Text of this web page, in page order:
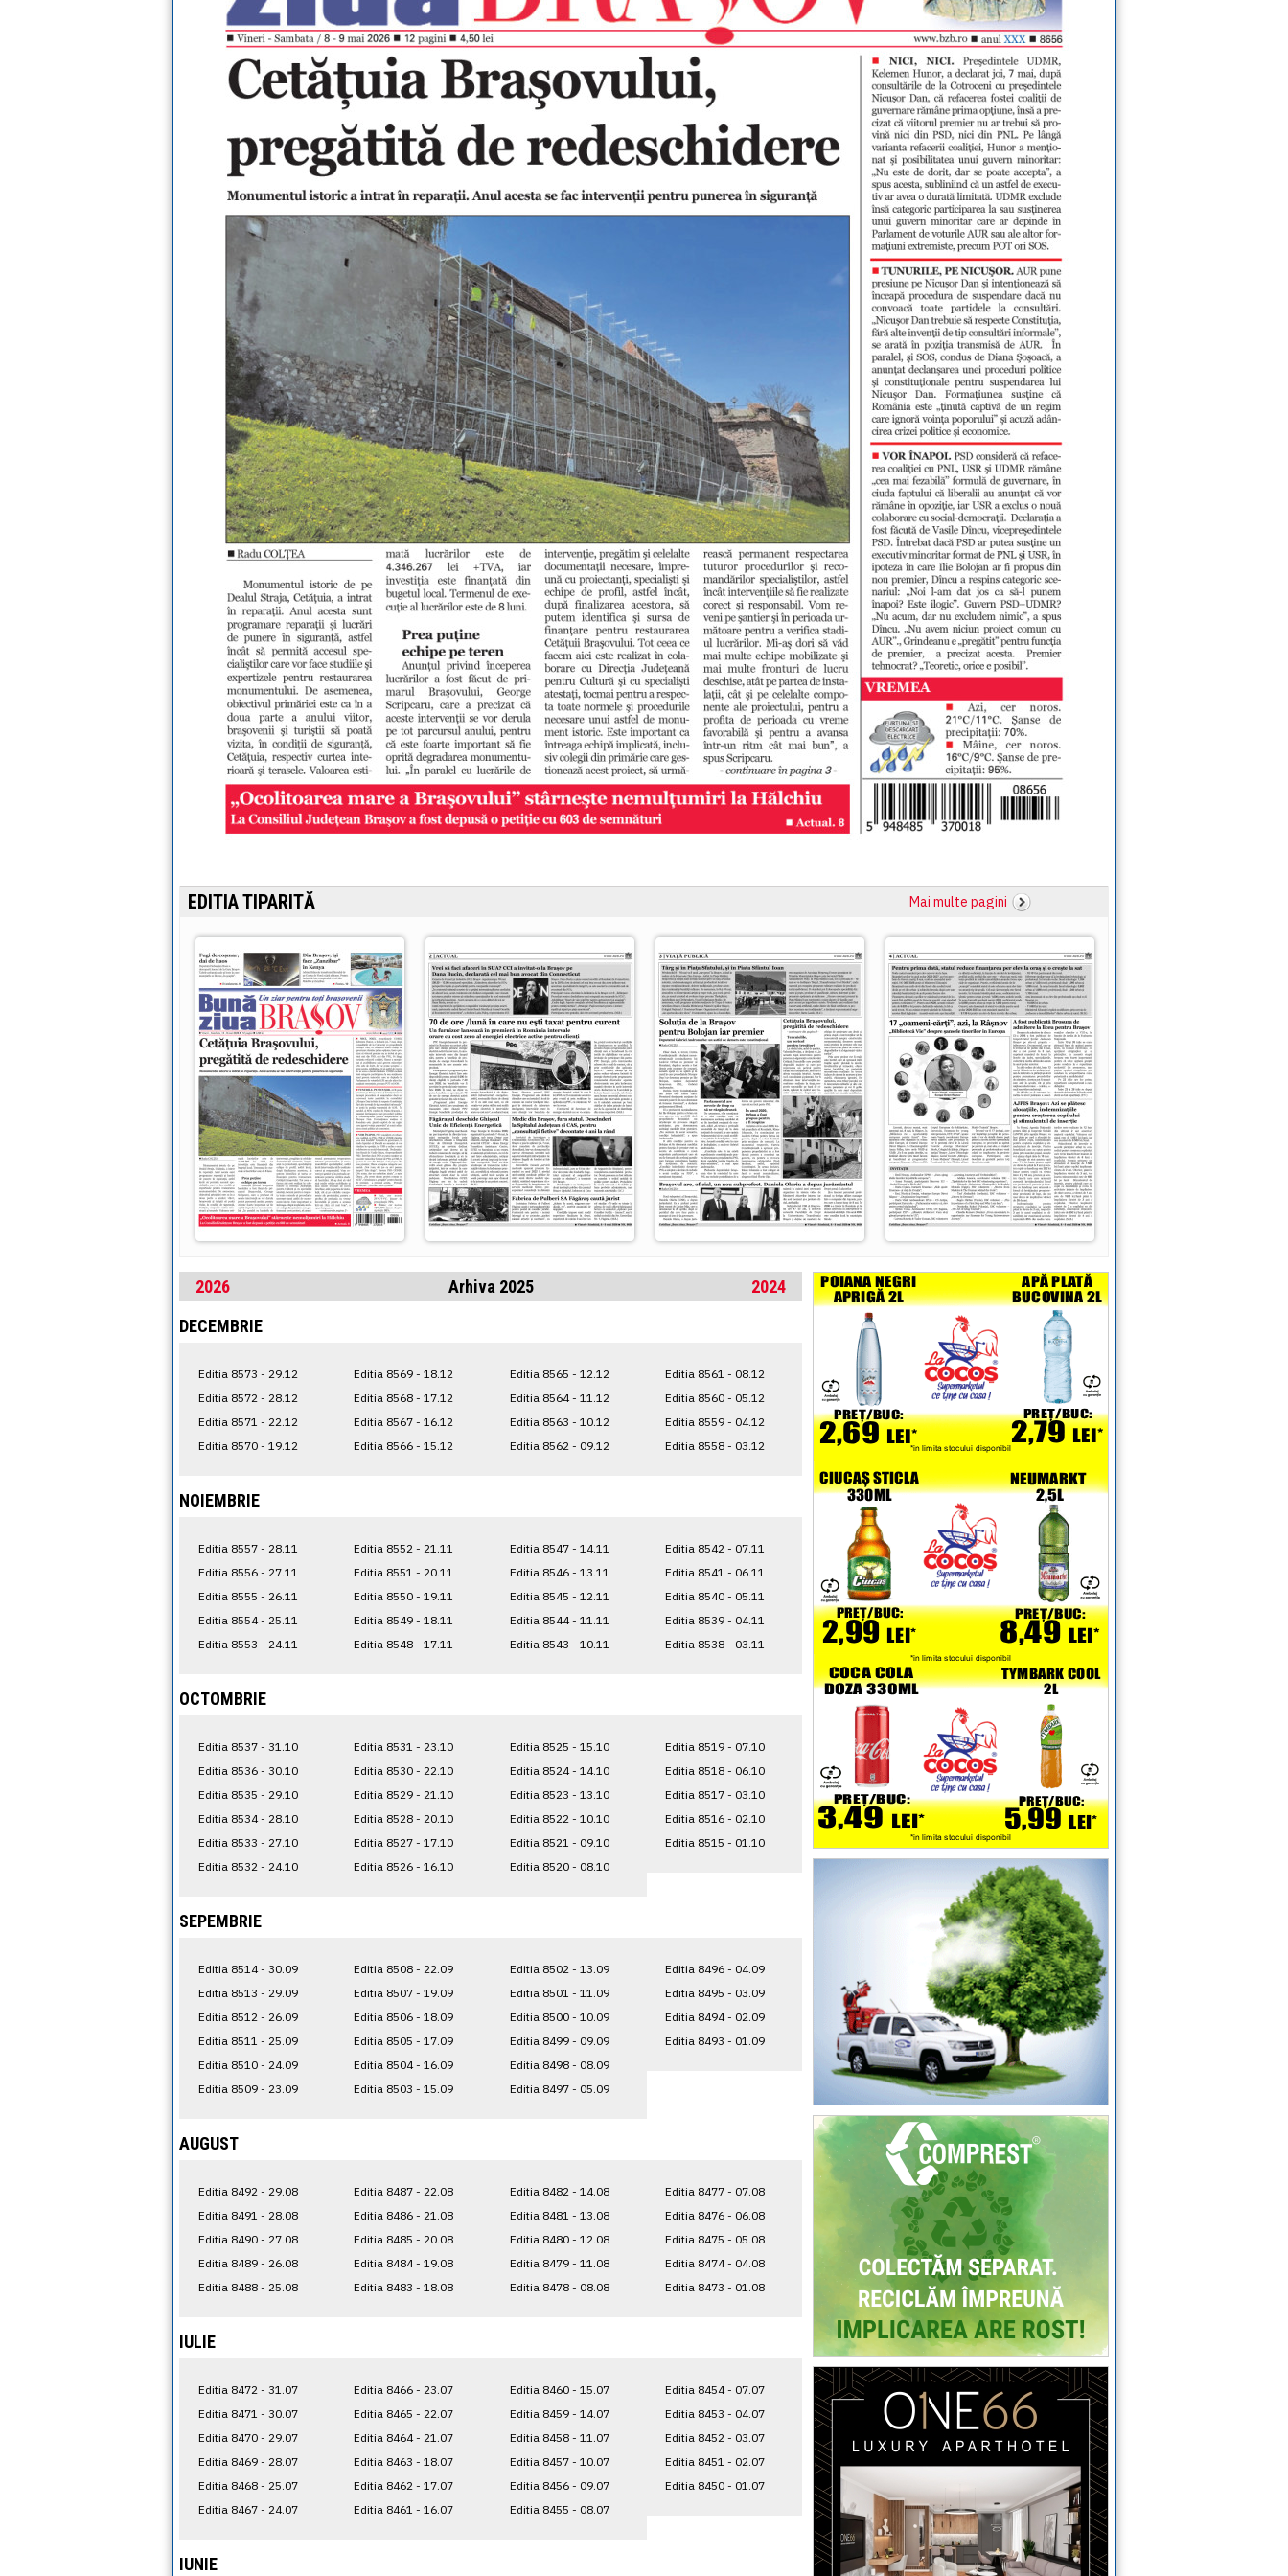
EDITIA TIPARITĂ Mai multe pagini
2026 2024
Arhiva 2025
DECEMBRIE
Editia 8573 - 29.12
Editia 8572 - 28.12
Editia 8571 - 22.12
Editia 8570 - 19.12
Editia 8569 - 18.12
Editia 8568 - 17.12
Editia 8567 - 16.12
Editia 8566 - 15.12
Editia 8565 - 12.12
Editia 8564 - 11.12
Editia 8563 - 10.12
Editia 8562 - 09.12
Editia 8561 - 08.12
Editia 8560 - 05.12
Editia 8559 - 04.12
Editia 8558 - 03.12
NOIEMBRIE
Editia 8557 - 28.11
Editia 8556 - 27.11
Editia 8555 - 26.11
Editia 8554 - 25.11
Editia 8553 - 24.11
Editia 8552 - 21.11
Editia 8551 - 20.11
Editia 8550 - 19.11
Editia 8549 - 18.11
Editia 8548 - 17.11
Editia 8547 - 14.11
Editia 8546 - 13.11
Editia 8545 - 12.11
Editia 8544 - 11.11
Editia 8543 - 10.11
Editia 8542 - 07.11
Editia 8541 - 06.11
Editia 8540 - 05.11
Editia 8539 - 04.11
Editia 8538 - 03.11
OCTOMBRIE
Editia 8537 - 31.10
Editia 8536 - 30.10
Editia 8535 - 29.10
Editia 8534 - 28.10
Editia 8533 - 27.10
Editia 8532 - 24.10
Editia 8531 - 23.10
Editia 8530 - 22.10
Editia 8529 - 21.10
Editia 8528 - 20.10
Editia 8527 - 17.10
Editia 8526 - 16.10
Editia 8525 - 15.10
Editia 8524 - 14.10
Editia 8523 - 13.10
Editia 8522 - 10.10
Editia 8521 - 09.10
Editia 8520 - 08.10
Editia 8519 - 07.10
Editia 8518 - 06.10
Editia 8517 - 03.10
Editia 8516 - 02.10
Editia 8515 - 01.10
SEPEMBRIE
Editia 8514 - 30.09
Editia 8513 - 29.09
Editia 8512 - 26.09
Editia 8511 - 25.09
Editia 8510 - 24.09
Editia 8509 - 23.09
Editia 8508 - 22.09
Editia 8507 - 19.09
Editia 8506 - 18.09
Editia 8505 - 17.09
Editia 8504 - 16.09
Editia 8503 - 15.09
Editia 8502 - 13.09
Editia 8501 - 11.09
Editia 8500 - 10.09
Editia 8499 - 09.09
Editia 8498 - 08.09
Editia 8497 - 05.09
Editia 8496 - 04.09
Editia 8495 - 03.09
Editia 8494 - 02.09
Editia 8493 - 01.09
AUGUST
Editia 8492 - 29.08
Editia 8491 - 28.08
Editia 8490 - 27.08
Editia 8489 - 26.08
Editia 8488 - 25.08
Editia 8487 - 22.08
Editia 8486 - 21.08
Editia 8485 - 20.08
Editia 8484 - 19.08
Editia 8483 - 18.08
Editia 8482 - 14.08
Editia 8481 - 13.08
Editia 8480 - 12.08
Editia 8479 - 11.08
Editia 8478 - 08.08
Editia 8477 - 07.08
Editia 8476 - 06.08
Editia 8475 - 05.08
Editia 8474 - 04.08
Editia 8473 - 01.08
IULIE
Editia 8472 - 31.07
Editia 8471 - 30.07
Editia 8470 - 29.07
Editia 8469 - 28.07
Editia 8468 - 25.07
Editia 8467 - 24.07
Editia 8466 - 23.07
Editia 8465 - 22.07
Editia 8464 - 21.07
Editia 8463 - 18.07
Editia 8462 - 17.07
Editia 8461 - 16.07
Editia 8460 - 15.07
Editia 8459 - 14.07
Editia 8458 - 11.07
Editia 8457 - 10.07
Editia 8456 - 09.07
Editia 8455 - 08.07
Editia 8454 - 07.07
Editia 8453 - 04.07
Editia 8452 - 03.07
Editia 8451 - 02.07
Editia 8450 - 01.07
IUNIE